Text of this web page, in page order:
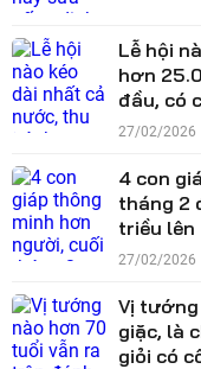
Lễ hội
hơn
đầu, có
27/02/2026
4 con
tháng 2
triều lên
27/02/2026
Vị
giặc, là
giỏi có